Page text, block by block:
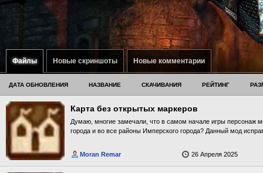
Файлы Новые скриншоты Новые комментарии
ДАТА ОБНОВЛЕНИЯ НАЗВАНИЕ СКАЧИВАНИЯ РЕЙТИНГ
Карта без открытых маркеров
Думаю, многие замечали, что в самом начале игры персонаж
города и во все районы Имперского города? Данный мод
Moran Remar 26 Апреля 2025